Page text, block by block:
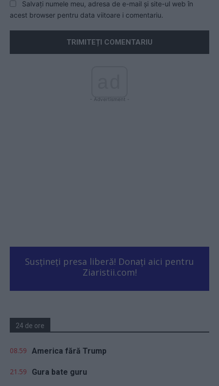
Salvați numele meu, adresa de e-mail și site-ul web în
acest browser pentru data viitoare i comentariu.
- Advertisment -
Susțineți presa liberă! Donați aici pentru
Ziaristii.com!
24 de ore
08.59 America fără Trump
21.59 Gura bate guru